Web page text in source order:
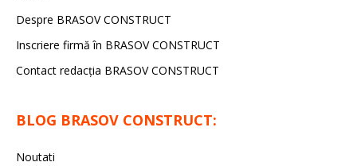
Despre BRASOV CONSTRUCT
Inscriere firmă în BRASOV CONSTRUCT
Contact redacţia BRASOV CONSTRUCT
BLOG BRASOV CONSTRUCT:
Noutati